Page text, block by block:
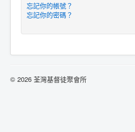
忘記你的帳號？
忘記你的密碼？
© 2026 荃灣基督徒聚會所